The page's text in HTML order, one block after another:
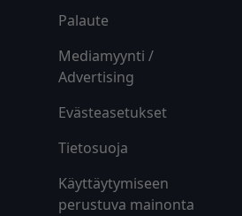
Palaute
Mediamyynti /
Advertising
Evästeasetukset
Tietosuoja
Käyttäytymiseen
perustuva mainonta